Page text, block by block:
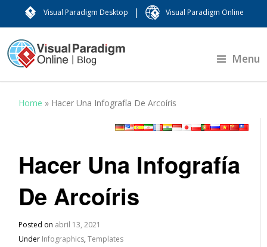
Visual Paradigm Desktop | Visual Paradigm Online
Menu
Home » Hacer Una Infografía De Arcoíris
Hacer Una Infografía
De Arcoíris
Posted on abril 13, 2021
Under Infographics,Templates